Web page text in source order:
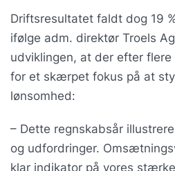
Driftsresultatet faldt dog 19
ifølge adm. direktør Troels
udviklingen, at der efter
for et skærpet fokus på at
lønsomhed:
– Dette regnskabsår
og udfordringer.
klar indikator på vores